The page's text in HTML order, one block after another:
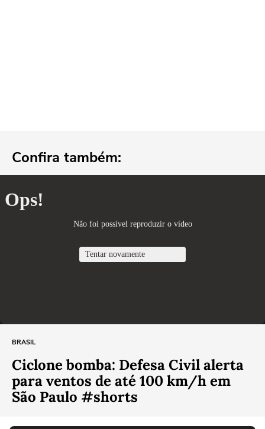
Confira também:
BRASIL
Ciclone bomba: Defesa Civil alerta
para ventos de até 100 km/h em
São Paulo #shorts